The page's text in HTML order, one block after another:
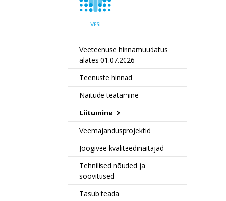
Veeteenuse hinnamuudatus
alates 01.07.2026
Teenuste hinnad
Näitude teatamine
Liitumine
Veemajandusprojektid
Joogivee kvaliteedinäitajad
Tehnilised nõuded ja
soovitused
Tasub teada